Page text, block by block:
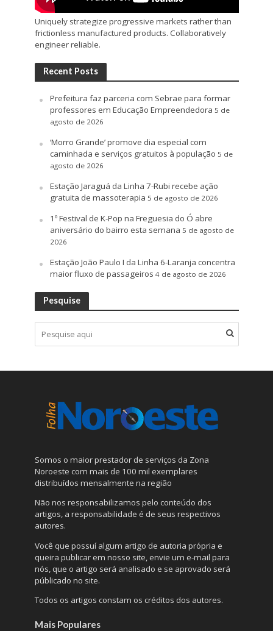
Uniquely strategize progressive markets rather than
frictionless manufactured products. Collaboratively
engineer reliable.
Recent Posts
Prefeitura faz parceria com Sebrae para formar
professores em Educação Empreendedora 5 de
agosto de 2026
‘Morro Grande’ promove dia especial com
caminhada e serviços gratuitos à população 5 de
agosto de 2026
Estação Jaraguá da Linha 7-Rubi recebe ação
gratuita de massoterapia 5 de agosto de 2026
1º Festival de K-Pop na Freguesia do Ó abre
aniversário do bairro esta semana 5 de agosto de
2026
Estação João Paulo I da Linha 6-Laranja concentra
maior fluxo de passageiros 4 de agosto de 2026
Pesquise
Somos o maior prestador de serviços da Zona
Noroeste com mais de 100 mil exemplares
distribuídos mensalmente na região
Não nos responsabilizamos pelo conteúdo dos
artigos, a responsabilidade é de seus respectivos
autores.
Você que possuí algum artigo de autoria própria e
queira publicar em nosso site, envie um e-mail para
nós, que o artigo será analisado e se aprovado será
públicado no site.
Todos os artigos constam os créditos dos autores.
Mais Populares